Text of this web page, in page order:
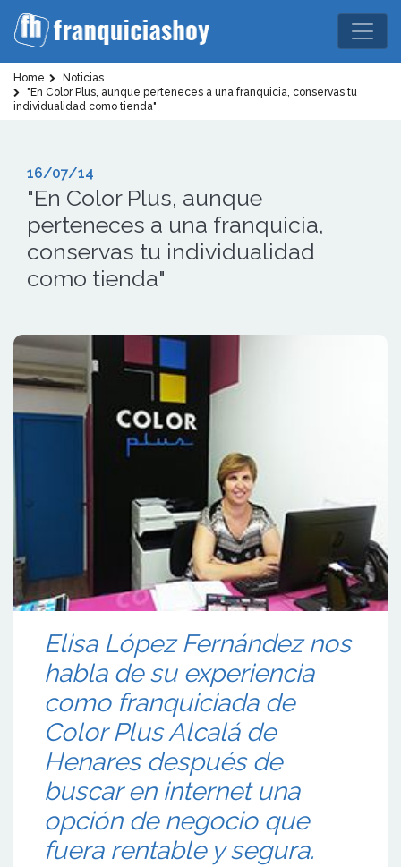
Home
Noticias
"En Color Plus, aunque perteneces a una franquicia, conservas tu
individualidad como tienda"
16/07/14
"En Color Plus, aunque
perteneces a una franquicia,
conservas tu individualidad
como tienda"
Elisa López Fernández nos
habla de su experiencia
como franquiciada de
Color Plus Alcalá de
Henares después de
buscar en internet una
opción de negocio que
fuera rentable y segura.